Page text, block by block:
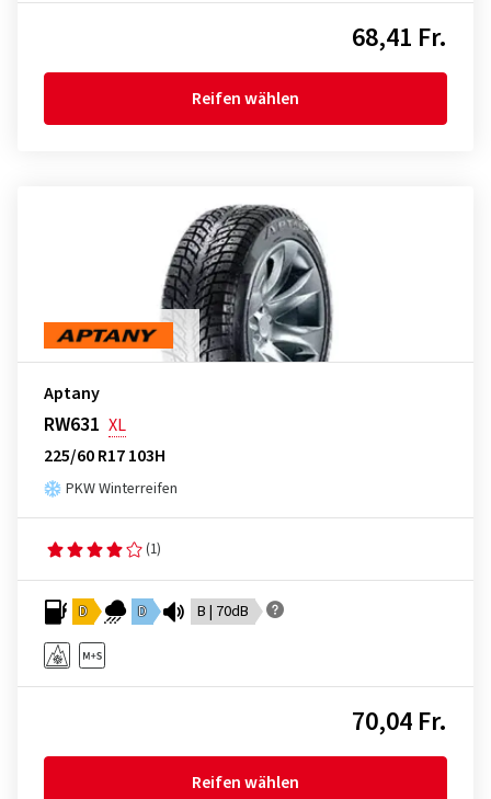
68,41 Fr.
Reifen wählen
Aptany
RW631 XL
225/60 R17 103H
PKW Winterreifen
(1)
D D B | 70dB
70,04 Fr.
Reifen wählen